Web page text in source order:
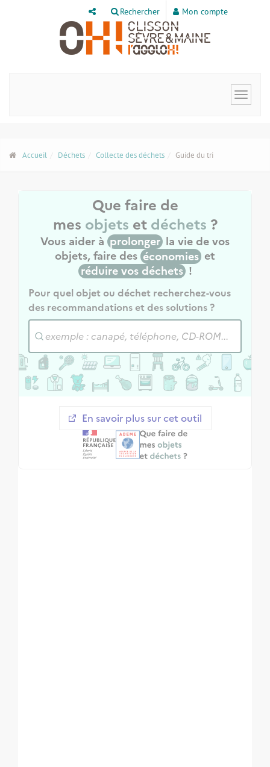
Rechercher Mon compte
Toggle
Accueil Déchets Collecte des déchets Guide du tri
Panneau de gestion des cookies